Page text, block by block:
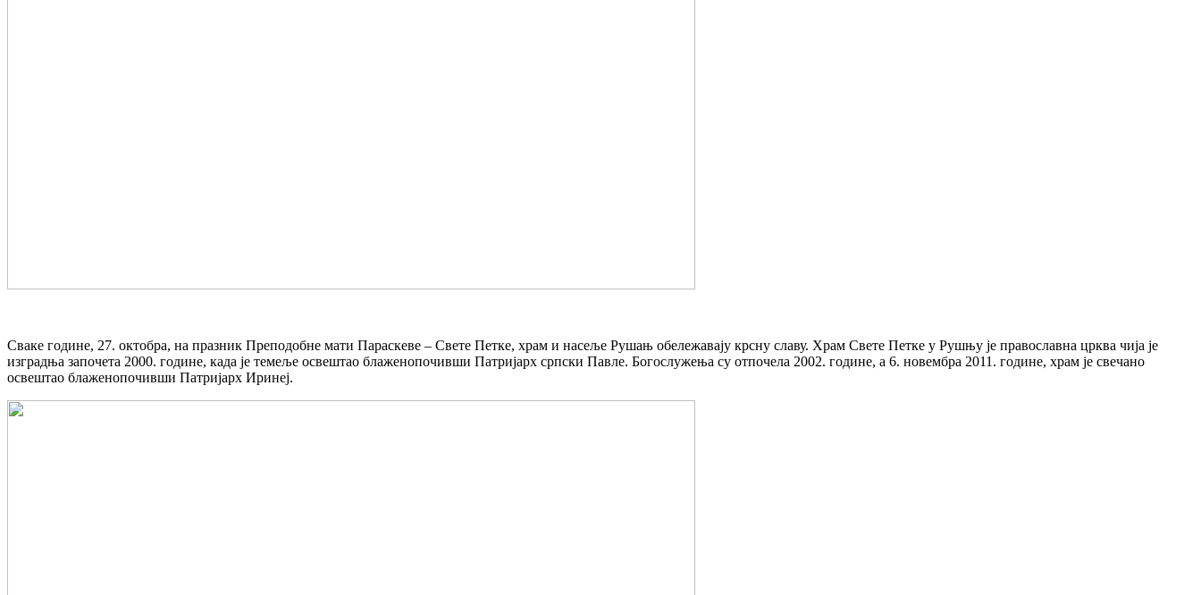
Сваке године, 27. октобра, на празник Преподобне мати Параскеве – Свете Петке, храм и насеље Рушањ обележавају крсну славу. Храм Свете Петке у Рушњу је православна црква чија је
изградња започета 2000. године, када је темеље освештао блаженопочивши Патријарх српски Павле. Богослужења су отпочела 2002. године, а 6. новембра 2011. године, храм је свечано
освештао блаженопочивши Патријарх Иринеј.